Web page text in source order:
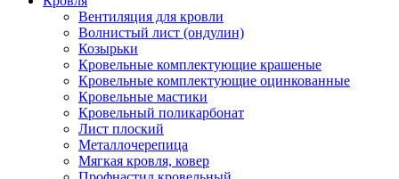
Вентиляция для кровли
Волнистый лист (ондулин)
Козырьки
Кровельные комплектующие крашеные
Кровельные комплектующие оцинкованные
Кровельные мастики
Кровельный поликарбонат
Лист плоский
Металлочерепица
Мягкая кровля, ковер